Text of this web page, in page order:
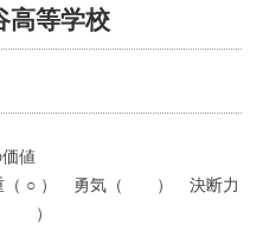
高等学校
値
○ ） 勇気（ ） 決断力
）